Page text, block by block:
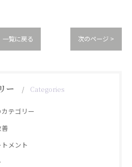
一覧に戻る 次のページ >
ー Categories
テゴリー
善
トメント